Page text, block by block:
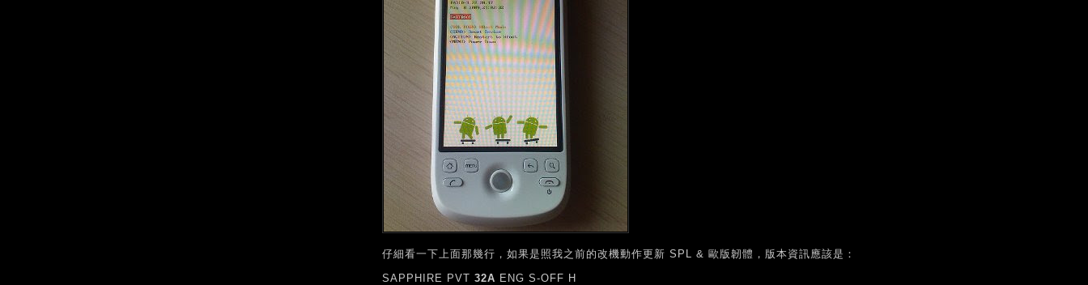
仔細看一下上面那幾行，如果是照我之前的改機動作更新 SPL & 歐版韌體，版本資訊應該是：
SAPPHIRE PVT 32A ENG S-OFF H